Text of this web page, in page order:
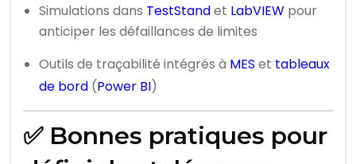
Simulations dans TestStandet LabVIEW pour
anticiper les défaillances de limites
Outils de traçabilité intégrés à MES et tableaux
de bord (Power BI)
✅ Bonnes pratiques pour